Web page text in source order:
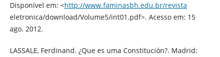
Disponível em: <http://www.faminasbh.edu.br/revista
eletronica/download/Volume5/int01.pdf>. Acesso em: 15
ago. 2012.
LASSALE, Ferdinand. ¿Que es uma Constitución?. Madrid: